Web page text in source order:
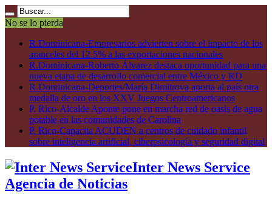
No se lo pierda
R.Dominicana-Empresarios advierten sobre el impacto de los
aranceles del 12.5% a las exportaciones nacionales
R.Dominicana-Roberto Álvarez destaca oportunidad para una
nueva etapa de desarrollo comercial entre México y RD
R.Dominicana-Deportes/María Dimitrova aporta al país otra
medalla de oro en los XXV Juegos Centroamericanos
P. Rico-Alcalde Aponte pone en marcha red de oasis de agua
potable en las comunidades de Carolina
P. Rico-Capacita ACUDEN a centros de cuidado infantil
sobre inteligencia artificial, ciberpsicología y seguridad digital
Inter News Service
Agencia de Noticias